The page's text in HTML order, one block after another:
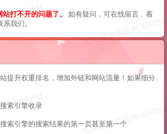
打不开的问题了。
如有疑问，可在线留言，着
我们。
提升权重排名，增加外链和网站流量！如果细分
索引擎收录
索引擎的搜索结果的第一页甚至第一个